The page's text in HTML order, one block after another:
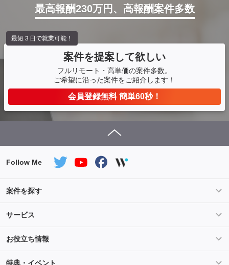
最高報酬230万円、高報酬案件多数
案件を提案して欲しい
フルリモート・高単価の案件多数。
ご希望に沿った案件をご紹介します！
会員登録無料 簡単60秒！
最短３日で就業可能！
Follow Me
案件を探す
条件を指定して案件を探す
Salesforce案件特集 AWS案件特集
サービス
サービス紹介
ご登録から参画までの流れ フリーランスの声
お役立ち情報
ライフ
特典・イベント